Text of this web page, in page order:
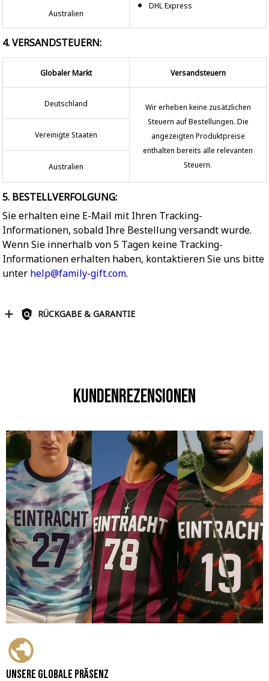
DHL Express
Australien
4. VERSANDSTEUERN:
Globaler Markt Versandsteuern
Deutschland
Wir erheben keine zusätzlichen
Steuern auf Bestellungen. Die
angezeigten Produktpreise
enthalten bereits alle relevanten
Steuern.
Vereinigte Staaten
Australien
5. BESTELLVERFOLGUNG:
Sie erhalten eine E-Mail mit Ihren Tracking-
Informationen, sobald Ihre Bestellung versandt wurde.
Wenn Sie innerhalb von 5 Tagen keine Tracking-
Informationen erhalten haben, kontaktieren Sie uns bitte
unter help@family-gift.com.
RÜCKGABE & GARANTIE
Kundenrezensionen
Unsere globale Präsenz